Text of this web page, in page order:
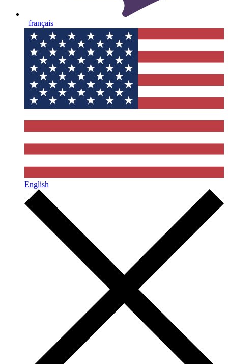
français
English